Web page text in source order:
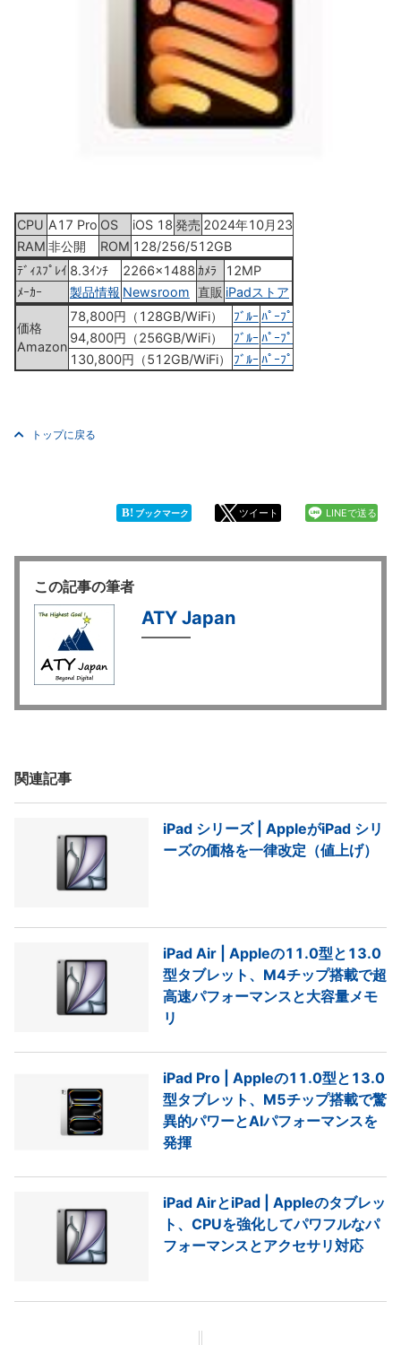
CPU A17 Pro OS iOS 18発売 2024年10月23日
RAM 非公開 ROM 128/256/512GB
ﾃﾞｨｽﾌﾟﾚｲ 8.3ｲﾝﾁ 2266x1488 ｶﾒﾗ
12MP
ﾒｰｶｰ
製品情報 Newsroom 直販 iPadストア
価格
Amazon
78,800円（128GB/WiFi） ﾌﾞﾙｰ ﾊﾟｰﾌﾟﾙ
94,800円（256GB/WiFi）
ﾌﾞﾙｰ ﾊﾟｰﾌﾟﾙ
130,800円（512GB/WiFi）
ﾌﾞﾙｰ ﾊﾟｰﾌﾟﾙ
トップに戻る
B! ブックマーク ツイート LINEで送る
この記事の筆者
ATY Japan
関連記事
iPad シリーズ | AppleがiPad シリ
ーズの価格を一律改定（値上げ）
iPad Air | Appleの11.0型と13.0
型タブレット、M4チップ搭載で超
高速パフォーマンスと大容量メモ
リ
iPad Pro | Appleの11.0型と13.0
型タブレット、M5チップ搭載で驚
異的パワーとAIパフォーマンスを
発揮
iPad AirとiPad | Appleのタブレッ
ト、CPUを強化してパワフルなパ
フォーマンスとアクセサリ対応